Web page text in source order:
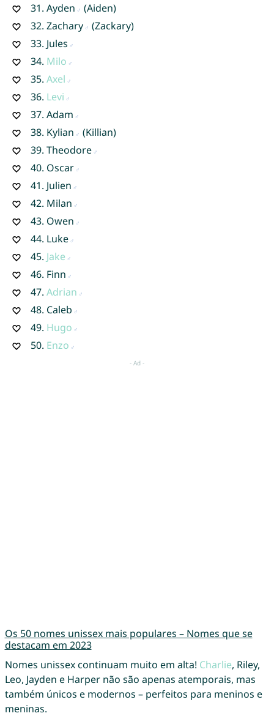
31. Ayden
(Aiden)
32. Zachary
(Zackary)
33. Jules
34. Milo
35. Axel
36. Levi
37. Adam
38. Kylian
(Killian)
39. Theodore
40. Oscar
41. Julien
42. Milan
43. Owen
44. Luke
45. Jake
46. Finn
47. Adrian
48. Caleb
49. Hugo
50. Enzo
Os 50 nomes unissex mais populares – Nomes que se
destacam em 2023
Nomes unissex continuam muito em alta! Charlie, Riley,
Leo, Jayden e Harper não são apenas atemporais, mas
também únicos e modernos – perfeitos para meninos e
meninas.